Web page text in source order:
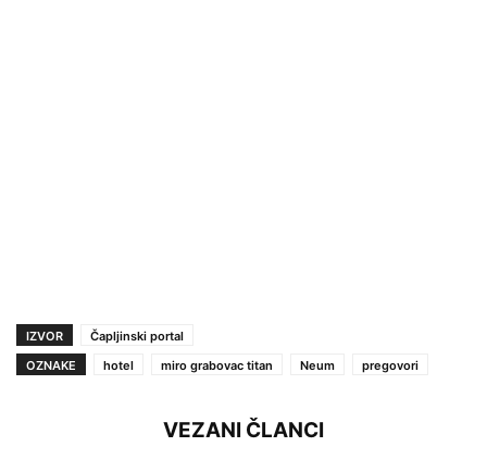
IZVOR
Čapljinski portal
OZNAKE
hotel miro grabovac titan Neum pregovori
VEZANI ČLANCI